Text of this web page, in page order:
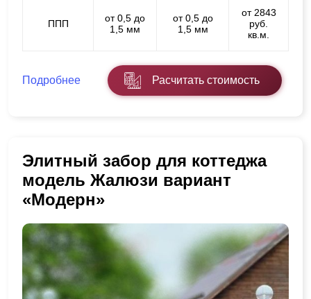
ППП
от 0,5 до
1,5 мм
от 0,5 до
1,5 мм
от 2843
руб.
кв.м.
Подробнее Расчитать стоимость
Элитный забор для коттеджа
модель Жалюзи вариант
«Модерн»